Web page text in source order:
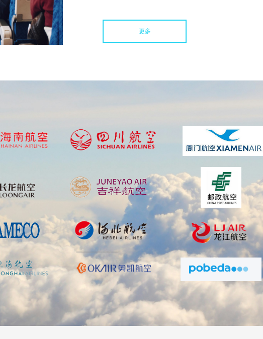
更多
在创新体系建设方面，公司已与中国科学院
权1项，获得软著17项，技术实力与创新能
盛诺创航空坚持以客户需求为导向，以技术
平，致力于成长为先进航空材料领域值得信